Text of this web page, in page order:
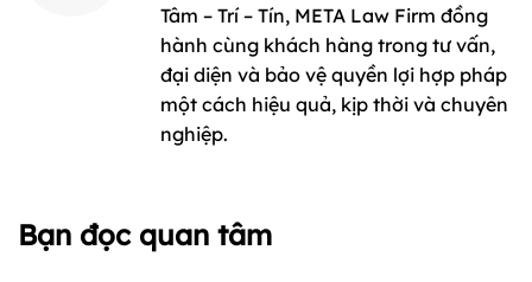
Tâm – Trí – Tín, META Law Firm đồng
hành cùng khách hàng trong tư vấn,
đại diện và bảo vệ quyền lợi hợp pháp
một cách hiệu quả, kịp thời và chuyên
nghiệp.
Bạn đọc quan tâm